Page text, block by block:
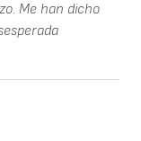
Me han dicho